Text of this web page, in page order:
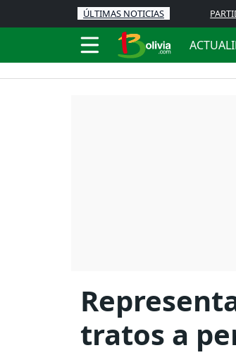
ÚLTIMAS NOTICIAS
tratos a